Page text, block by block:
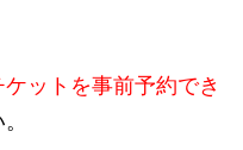
ットを事前予約でき